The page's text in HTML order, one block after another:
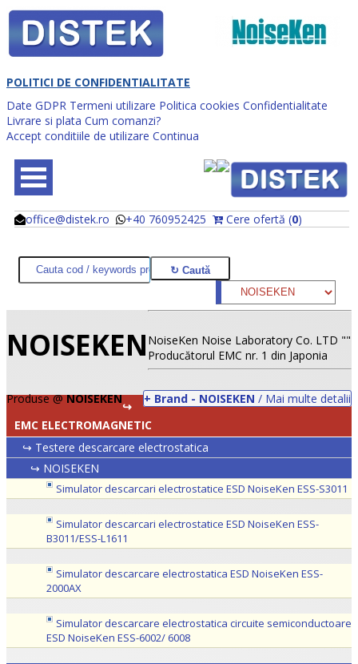
POLITICI DE CONFIDENTIALITATE
Date GDPR Termeni utilizare Politica cookies Confidentialitate
Livrare si plata Cum comanzi?
Accept conditiile de utilizare Continua
office@distek.ro +40 760952425 Cere ofertă (0)
@
@
NOISEKEN NoiseKen Noise Laboratory Co. LTD ""
Producătorul EMC nr. 1 din Japonia
+ Brand - NOISEKEN / Mai multe detalii
Produse @NOISEKEN
↪
EMC ELECTROMAGNETIC
↪ Testere descarcare electrostatica
↪ NOISEKEN
Simulator descarcari electrostatice ESD NoiseKen ESS-S3011
Simulator descarcari electrostatice ESD NoiseKen ESS-
B3011/ESS-L1611
Simulator descarcare electrostatica ESD NoiseKen ESS-
2000AX
Simulator descarcare electrostatica circuite semiconductoare
ESD NoiseKen ESS-6002/ 6008